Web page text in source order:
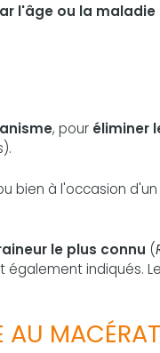
l'âge ou la maladie
, pour éliminer
bien à l'occasion
le plus connu (
également indiqués.
AU MACÉRAT